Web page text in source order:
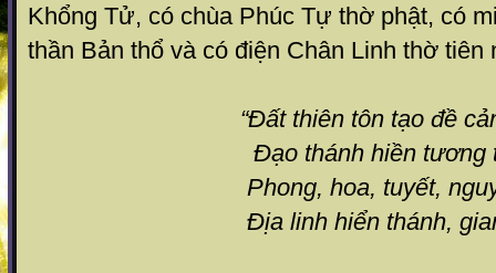
Khổng Tử, có chùa Phúc Tự thờ phật, có
thần Bản thổ và có điện Chân Linh thờ
“Đất thiên tôn
Đạo thánh hiền tương tác
Phong, hoa, tuyết, nguyệt,
Địa linh hiển thánh, giang